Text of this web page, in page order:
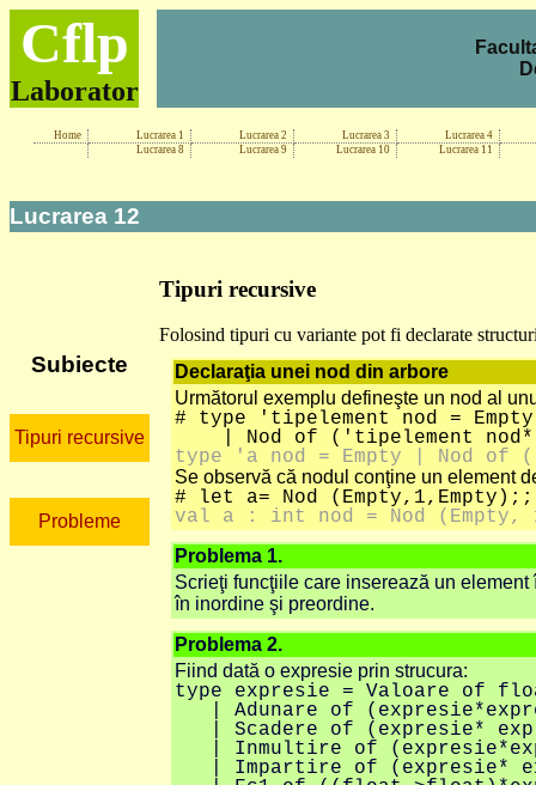
Cflp
Laborator
Home Lucrarea 1 Lucrarea 2 Lucrarea 3
Lucrarea 4
Lucrarea 8
Lucrarea 9 Lucrarea 10 Lucrarea 11
Lucrarea 12
Subiecte
Tipuri recursive
Probleme
Tipuri recursive
Folosind tipuri cu variante pot fi declarate
Declaraţia unei nod din arbore
Următorul exemplu defineşte un nod al
# type 'tipelement nod = Empty
| Nod of ('tipelement
type 'a nod = Empty | Nod
Se observă că nodul conţine un element
# let a= Nod (Empty,1,Empty);;
val a : int nod = Nod (Empty,
Problema 1.
Scrieţi funcţiile care inserează un
în inordine şi preordine.
Problema 2.
Fiind dată o expresie prin strucura:
type expresie = Valoare of
| Adunare of
| Scadere of (expresie*
| Inmultire of
| Impartire of (expresie*